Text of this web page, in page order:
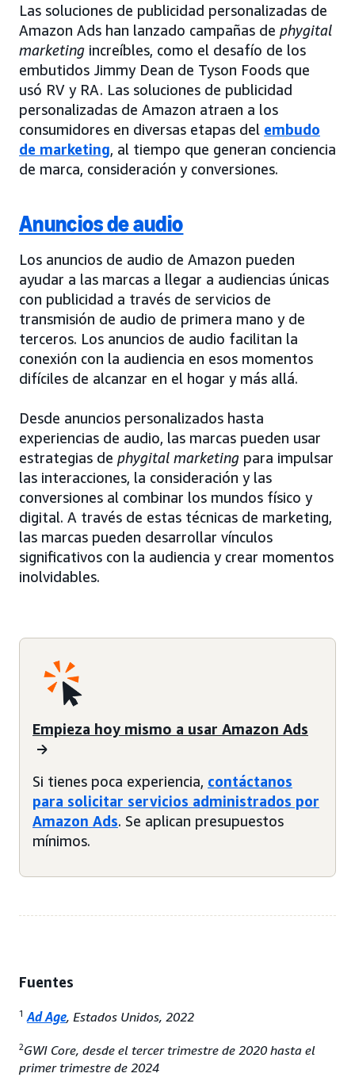
Las soluciones de publicidad personalizadas de
Amazon Ads han lanzado campañas de phygital
marketing increíbles, como el desafío de los
embutidos Jimmy Dean de Tyson Foods que
usó RV y RA. Las soluciones de publicidad
personalizadas de Amazon atraen a los
consumidores en diversas etapas del embudo
de marketing, al tiempo que generan conciencia
de marca, consideración y conversiones.
Anuncios de audio
Los anuncios de audio de Amazon pueden
ayudar a las marcas a llegar a audiencias únicas
con publicidad a través de servicios de
transmisión de audio de primera mano y de
terceros. Los anuncios de audio facilitan la
conexión con la audiencia en esos momentos
difíciles de alcanzar en el hogar y más allá.
Desde anuncios personalizados hasta
experiencias de audio, las marcas pueden usar
estrategias de phygital marketing para impulsar
las interacciones, la consideración y las
conversiones al combinar los mundos físico y
digital. A través de estas técnicas de marketing,
las marcas pueden desarrollar vínculos
significativos con la audiencia y crear momentos
inolvidables.
Empieza hoy mismo a usar Amazon Ads
Si tienes poca experiencia, contáctanos
para solicitar servicios administrados por
Amazon Ads. Se aplican presupuestos
mínimos.
Fuentes
1 Ad Age, Estados Unidos, 2022
2GWI Core, desde el tercer trimestre de 2020 hasta el
primer trimestre de 2024